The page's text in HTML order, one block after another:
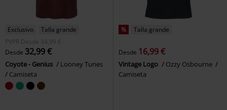
Exclusivo
Talla grande
PVPR
Desde 34,99 €
Desde 32,99 €
Coyote - Genius
Looney Tunes
Camiseta
% Talla grande
Desde 16,99 €
Vintage Logo
Ozzy Osbourne
Camiseta